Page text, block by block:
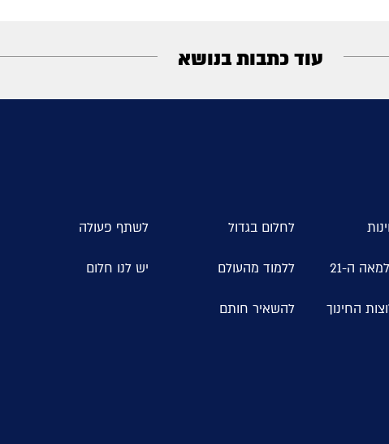
עוד כתבות בנושא
לחלום בגדול לשתף פעולה
ה-21 ללמוד מהעולם יש לנו חלום
החינוך להשאיר חותם